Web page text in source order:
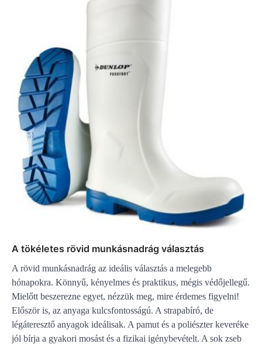
A tökéletes rövid munkásnadrág választás
A rövid munkásnadrág az ideális választás a melegebb
hónapokra. Könnyű, kényelmes és praktikus, mégis védőjellegű.
Mielőtt beszerezne egyet, nézzük meg, mire érdemes figyelni!
Először is, az anyaga kulcsfontosságú. A strapabíró, de
légáteresztő anyagok ideálisak. A pamut és a poliészter keveréke
jól bírja a gyakori mosást és a fizikai igénybevételt. A sok zseb